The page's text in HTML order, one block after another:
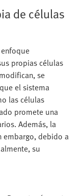
de células
propias células
se
el sistema
las células
promete una
Además, la
embargo, debido a
su